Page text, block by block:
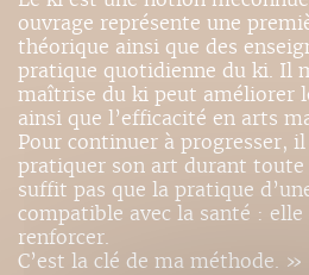
ouvrage représente une
théorique ainsi que des
pratique quotidienne du ki. Il
maîtrise du ki peut améliorer
ainsi que l’efficacité en arts
Pour continuer à progresser,
pratiquer son art durant toute
suffit pas que la pratique
compatible avec la santé :
renforcer.
C’est la clé de ma méthode. »